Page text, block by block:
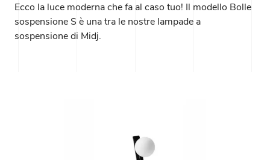
Ecco la luce moderna che fa al caso tuo! Il modello Bolle
sospensione S è una tra le nostre lampade a
sospensione di Midj.